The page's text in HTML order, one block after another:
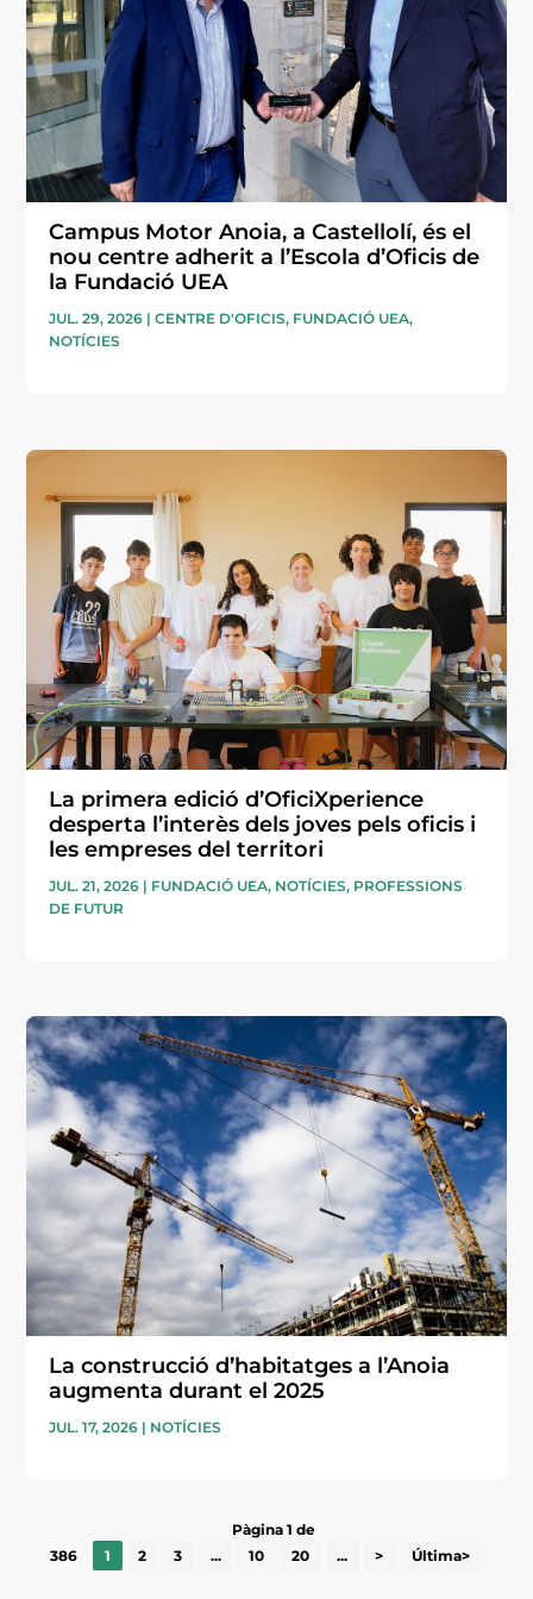
Campus Motor Anoia, a Castellolí, és el
nou centre adherit a l’Escola d’Oficis de
la Fundació UEA
JUL. 29, 2026 |CENTRE D'OFICIS, FUNDACIÓ UEA,
NOTÍCIES
La primera edició d’OficiXperience
desperta l’interès dels joves pels oficis i
les empreses del territori
JUL. 21, 2026 | FUNDACIÓ UEA, NOTÍCIES, PROFESSIONS
DE FUTUR
La construcció d’habitatges a l’Anoia
augmenta durant el 2025
JUL. 17, 2026 | NOTÍCIES
Pàgina 1 de
386
1 2 3 ... 10 20 ... > Última>